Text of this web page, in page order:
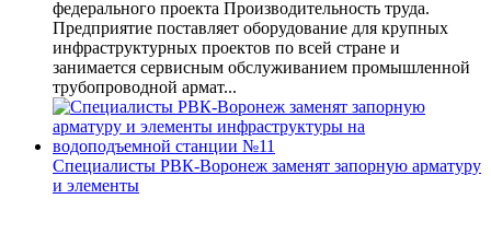
федерального проекта Производительность труда.
Предприятие поставляет оборудование для крупных
инфраструктурных проектов по всей стране и
занимается сервисным обслуживанием промышленной
трубопроводной армат...
Специалисты РВК-Воронеж заменят запорную арматуру
и элементы